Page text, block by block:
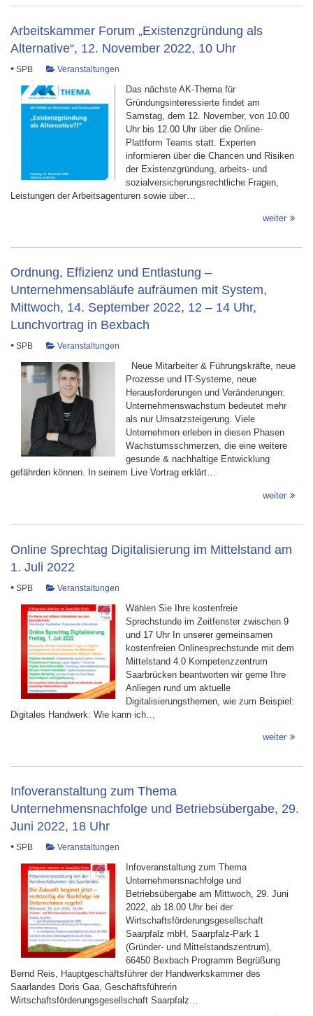
Arbeitskammer Forum „Existenzgründung als
Alternative“, 12. November 2022, 10 Uhr
• SPB Veranstaltungen
Das nächste AK-Thema für
Gründungsinteressierte findet am
Samstag, dem 12. November, von 10.00
Uhr bis 12.00 Uhr über die Online-
Plattform Teams statt. Experten
informieren über die Chancen und Risiken
der Existenzgründung, arbeits- und
sozialversicherungsrechtliche Fragen,
Leistungen der Arbeitsagenturen sowie über…
weiter
Ordnung, Effizienz und Entlastung –
Unternehmensabläufe aufräumen mit System,
Mittwoch, 14. September 2022, 12 – 14 Uhr,
Lunchvortrag in Bexbach
• SPB Veranstaltungen
Neue Mitarbeiter & Führungskräfte, neue
Prozesse und IT-Systeme, neue
Herausforderungen und Veränderungen:
Unternehmenswachstum bedeutet mehr
als nur Umsatzsteigerung. Viele
Unternehmen erleben in diesen Phasen
Wachstumsschmerzen, die eine weitere
gesunde & nachhaltige Entwicklung
gefährden können. In seinem Live Vortrag erklärt…
weiter
Online Sprechtag Digitalisierung im Mittelstand am
1. Juli 2022
• SPB Veranstaltungen
Wählen Sie Ihre kostenfreie
Sprechstunde im Zeitfenster zwischen 9
und 17 Uhr In unserer gemeinsamen
kostenfreien Onlinesprechstunde mit dem
Mittelstand 4.0 Kompetenzzentrum
Saarbrücken beantworten wir gerne Ihre
Anliegen rund um aktuelle
Digitalisierungsthemen, wie zum Beispiel:
Digitales Handwerk: Wie kann ich…
weiter
Infoveranstaltung zum Thema
Unternehmensnachfolge und Betriebsübergabe, 29.
Juni 2022, 18 Uhr
• SPB Veranstaltungen
Infoveranstaltung zum Thema
Unternehmensnachfolge und
Betriebsübergabe am Mittwoch, 29. Juni
2022, ab 18.00 Uhr bei der
Wirtschaftsförderungsgesellschaft
Saarpfalz mbH, Saarpfalz-Park 1
(Gründer- und Mittelstandszentrum),
66450 Bexbach Programm Begrüßung
Bernd Reis, Hauptgeschäftsführer der Handwerkskammer des
Saarlandes Doris Gaa, Geschäftsführerin
Wirtschaftsförderungsgesellschaft Saarpfalz…